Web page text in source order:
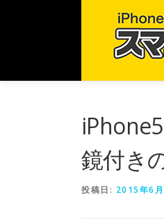
鏡付き
投稿日: 2015年6